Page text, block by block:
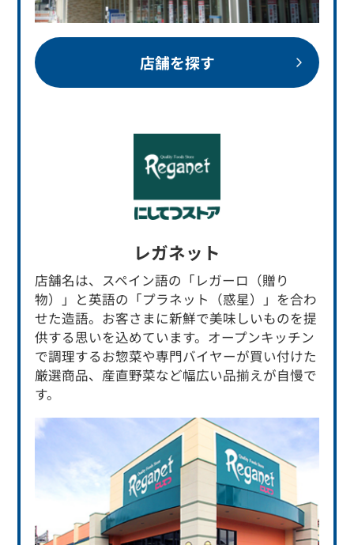
店舗を探す
レガネット
店舗名は、スペイン語の「レガーロ（贈り
物）」と英語の「プラネット（惑星）」を合わ
せた造語。お客さまに新鮮で美味しいものを提
供する思いを込めています。オープンキッチン
で調理するお惣菜や専門バイヤーが買い付けた
厳選商品、産直野菜など幅広い品揃えが自慢で
す。